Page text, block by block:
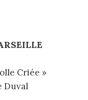
Criée »
Duval